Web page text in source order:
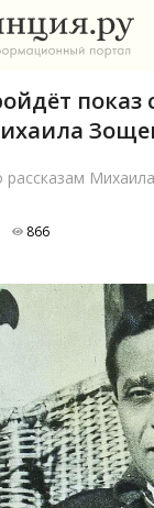
показ
рассказам
866